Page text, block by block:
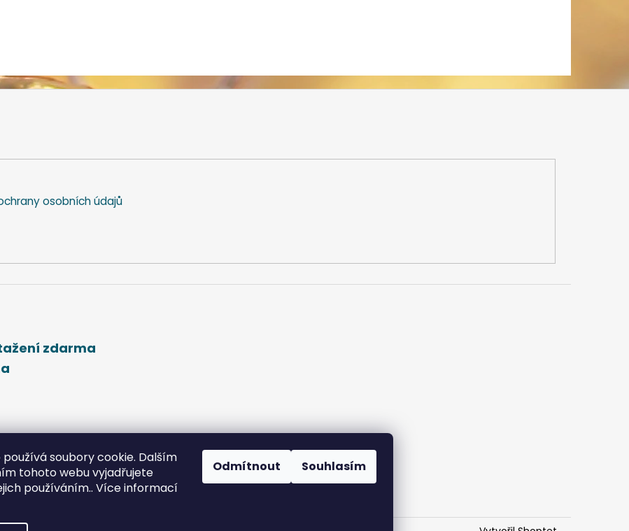
soubory cookie. Dalším
tohoto webu vyjadřujete
používáním.. Více informací
Odmítnout Souhlasím
osobních údajů
zdarma